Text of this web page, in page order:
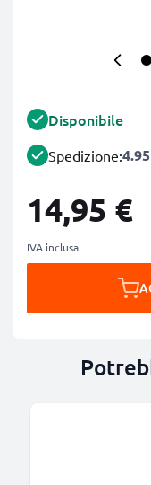
Disponibile
Spedizione:
14,95 €
IVA inclusa